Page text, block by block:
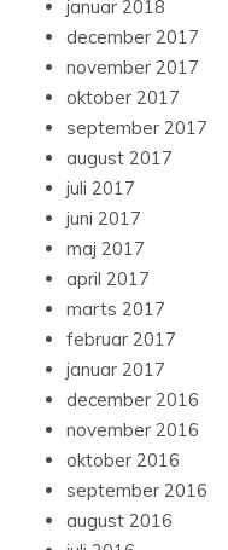
januar 2018
december 2017
november 2017
oktober 2017
september 2017
august 2017
juli 2017
juni 2017
maj 2017
april 2017
marts 2017
februar 2017
januar 2017
december 2016
november 2016
oktober 2016
september 2016
august 2016